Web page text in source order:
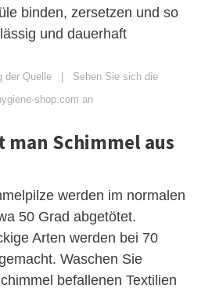
binden, zersetzen und so
und dauerhaft
der Quelle | Sehen Sie sich die
shop.com an
man Schimmel aus
werden im normalen
50 Grad abgetötet.
Arten werden bei 70
Waschen Sie
befallenen Textilien